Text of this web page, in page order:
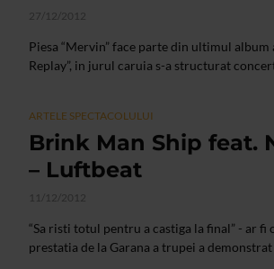
27/12/2012
Piesa “Mervin” face parte din ultimul
Replay”, in jurul caruia s-a structurat
ARTELE SPECTACOLULUI
Brink Man Ship feat.
– Luftbeat
11/12/2012
“Sa risti totul pentru a castiga la final” - ar
prestatia de la Garana a trupei a